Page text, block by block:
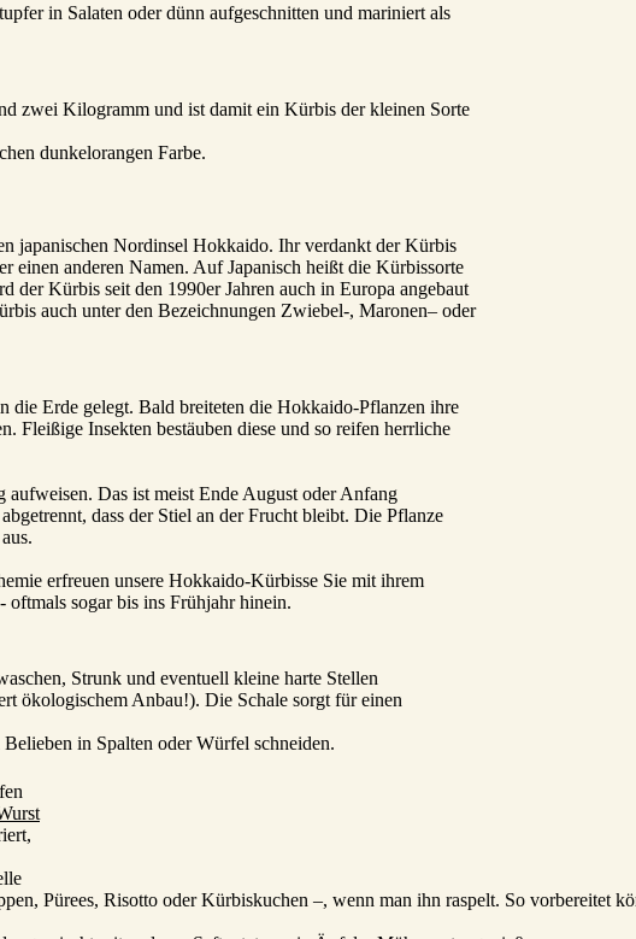
in Salaten oder dünn aufgeschnitten und mariniert als
zwei Kilogramm und ist damit ein Kürbis der kleinen Sorte
dunkelorangen Farbe.
japanischen Nordinsel Hokkaido. Ihr verdankt der Kürbis
einen anderen Namen. Auf Japanisch heißt die Kürbissorte
Kürbis seit den 1990er Jahren auch in Europa angebaut
auch unter den Bezeichnungen Zwiebel-, Maronen– oder
die Erde gelegt. Bald breiteten die Hokkaido-Pflanzen ihre
Fleißige Insekten bestäuben diese und so reifen herrliche
aufweisen. Das ist meist Ende August oder Anfang
dass der Stiel an der Frucht bleibt. Die Pflanze
erfreuen unsere Hokkaido-Kürbisse Sie mit ihrem
oftmals sogar bis ins Frühjahr hinein.
Strunk und eventuell kleine harte Stellen
ökologischem Anbau!). Die Schale sorgt für einen
in Spalten oder Würfel schneiden.
Pürees, Risotto oder Kürbiskuchen –, wenn man ihn raspelt. So vorbereitet